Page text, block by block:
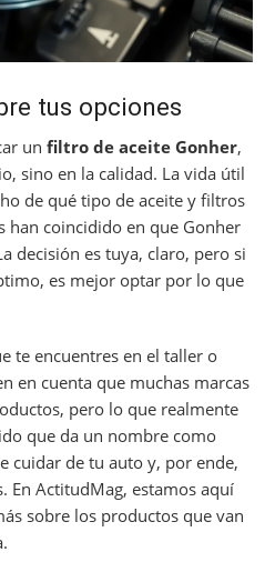
tus opciones
un filtro de aceite Gonher,
sino en la calidad. La vida útil
de qué tipo de aceite y filtros
han coincidido en que Gonher
decisión es tuya, claro, pero si
es mejor optar por lo que
te encuentres en el taller o
en cuenta que muchas marcas
pero lo que realmente
que da un nombre como
cuidar de tu auto y, por ende,
En ActitudMag, estamos aquí
sobre los productos que van